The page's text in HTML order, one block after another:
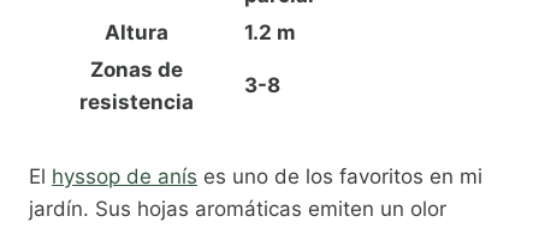
Altura
1.2 m
Zonas de
resistencia
3-8
El hyssop de anís es uno de los favoritos en mi
jardín. Sus hojas aromáticas emiten un olor